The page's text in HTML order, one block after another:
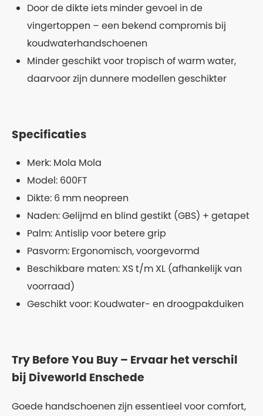
Door de dikte iets minder gevoel in de
vingertoppen – een bekend compromis bij
koudwaterhandschoenen
Minder geschikt voor tropisch of warm water,
daarvoor zijn dunnere modellen geschikter
Specificaties
Merk: Mola Mola
Model: 600FT
Dikte: 6 mm neopreen
Naden: Gelijmd en blind gestikt (GBS) + getapet
Palm: Antislip voor betere grip
Pasvorm: Ergonomisch, voorgevormd
Beschikbare maten: XS t/m XL (afhankelijk van
voorraad)
Geschikt voor: Koudwater- en droogpakduiken
Try Before You Buy – Ervaar het verschil
bij Diveworld Enschede
Goede handschoenen zijn essentieel voor comfort,